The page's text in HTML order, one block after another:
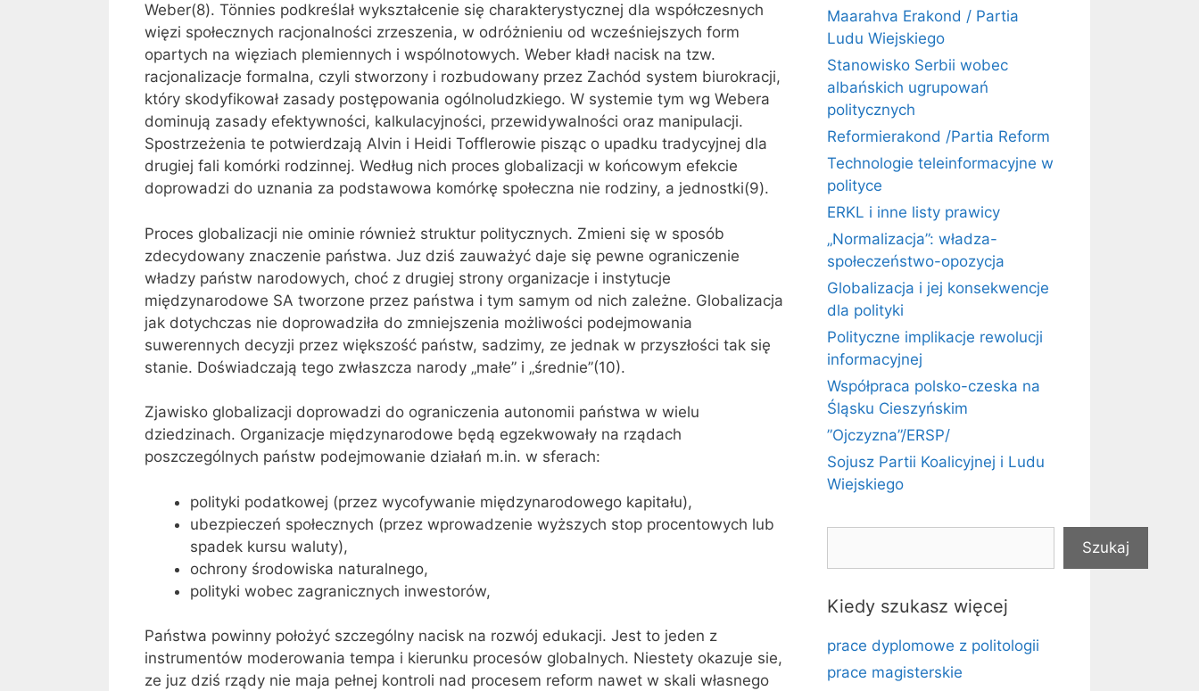
Weber(8). Tönnies podkreślał wykształcenie się charakterystycznej dla współczesnych
więzi społecznych racjonalności zrzeszenia, w odróżnieniu od wcześniejszych form
opartych na więziach plemiennych i wspólnotowych. Weber kładł nacisk na tzw.
racjonalizacje formalna, czyli stworzony i rozbudowany przez Zachód system biurokracji,
który skodyfikował zasady postępowania ogólnoludzkiego. W systemie tym wg Webera
dominują zasady efektywności, kalkulacyjności, przewidywalności oraz manipulacji.
Spostrzeżenia te potwierdzają Alvin i Heidi Tofflerowie pisząc o upadku tradycyjnej dla
drugiej fali komórki rodzinnej. Według nich proces globalizacji w końcowym efekcie
doprowadzi do uznania za podstawowa komórkę społeczna nie rodziny, a jednostki(9).
Proces globalizacji nie ominie również struktur politycznych. Zmieni się w sposób
zdecydowany znaczenie państwa. Juz dziś zauważyć daje się pewne ograniczenie
władzy państw narodowych, choć z drugiej strony organizacje i instytucje
międzynarodowe SA tworzone przez państwa i tym samym od nich zależne. Globalizacja
jak dotychczas nie doprowadziła do zmniejszenia możliwości podejmowania
suwerennych decyzji przez większość państw, sadzimy, ze jednak w przyszłości tak się
stanie. Doświadczają tego zwłaszcza narody „małe” i „średnie”(10).
Zjawisko globalizacji doprowadzi do ograniczenia autonomii państwa w wielu
dziedzinach. Organizacje międzynarodowe będą egzekwowały na rządach
poszczególnych państw podejmowanie działań m.in. w sferach:
polityki podatkowej (przez wycofywanie międzynarodowego kapitału),
ubezpieczeń społecznych (przez wprowadzenie wyższych stop procentowych lub
spadek kursu waluty),
ochrony środowiska naturalnego,
polityki wobec zagranicznych inwestorów,
Państwa powinny położyć szczególny nacisk na rozwój edukacji. Jest to jeden z
instrumentów moderowania tempa i kierunku procesów globalnych. Niestety okazuje sie,
ze juz dziś rządy nie maja pełnej kontroli nad procesem reform nawet w skali własnego
Maarahva Erakond / Partia
Ludu Wiejskiego
Stanowisko Serbii wobec
albańskich ugrupowań
politycznych
Reformierakond /Partia Reform
Technologie teleinformacyjne w
polityce
ERKL i inne listy prawicy
„Normalizacja”: władza-
społeczeństwo-opozycja
Globalizacja i jej konsekwencje
dla polityki
Polityczne implikacje rewolucji
informacyjnej
Współpraca polsko-czeska na
Śląsku Cieszyńskim
”Ojczyzna”/ERSP/
Sojusz Partii Koalicyjnej i Ludu
Wiejskiego
Szukaj
Kiedy szukasz więcej
prace dyplomowe z politologii
prace magisterskie